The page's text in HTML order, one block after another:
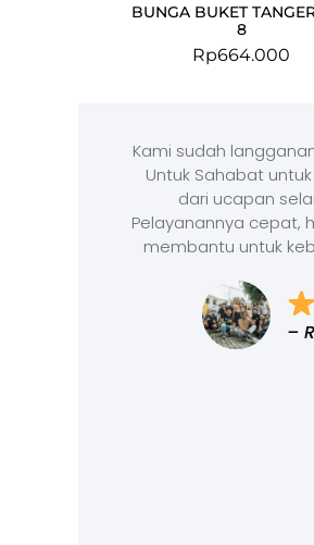
BUNGA BUKET
8
Rp664.000
Kami sudah
Untuk Sahabat
dari ucapan
Pelayanannya cepat,
membantu untuk
–